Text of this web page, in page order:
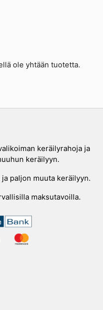
ole yhtään tuotetta.
keräilyrahoja ja
keräilyyn.
paljon muuta keräilyyn.
maksutavoilla.